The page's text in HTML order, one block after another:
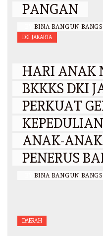
PANGAN
BINA BANGUN
DKI JAKARTA
HARI ANAK
BKKKS DKI
PERKUAT
ANAK-ANAK
PENERUS
BINA BANGUN
DAERAH